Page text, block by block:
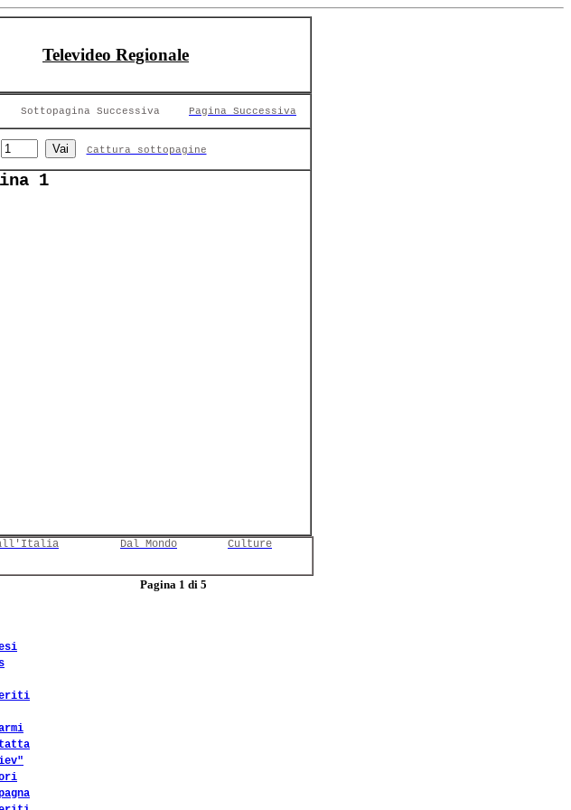
Televideo Regionale
Sottopagina Successiva Pagina Successiva
Cattura sottopagine
1
Dal Mondo Culture
Pagina 1 di 5